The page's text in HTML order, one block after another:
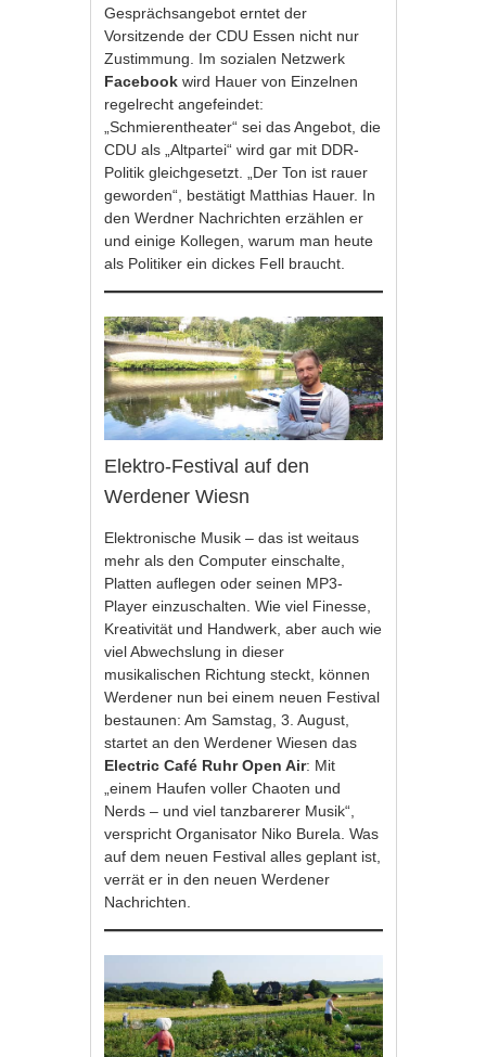
Gesprächsangebot erntet der
Vorsitzende der CDU Essen nicht nur
Zustimmung. Im sozialen Netzwerk
Facebookwird Hauer von Einzelnen
regelrecht angefeindet:
„Schmierentheater“ sei das Angebot, die
CDU als „Altpartei“ wird gar mit DDR-
Politik gleichgesetzt. „Der Ton ist rauer
geworden“, bestätigt Matthias Hauer. In
den Werdner Nachrichten erzählen er
und einige Kollegen, warum man heute
als Politiker ein dickes Fell braucht.
Elektro-Festival auf den
Werdener Wiesn
Elektronische Musik – das ist weitaus
mehr als den Computer einschalte,
Platten auflegen oder seinen MP3-
Player einzuschalten. Wie viel Finesse,
Kreativität und Handwerk, aber auch wie
viel Abwechslung in dieser
musikalischen Richtung steckt, können
Werdener nun bei einem neuen Festival
bestaunen: Am Samstag, 3. August,
startet an den Werdener Wiesen das
Electric Café Ruhr Open Air: Mit
„einem Haufen voller Chaoten und
Nerds – und viel tanzbarerer Musik“,
verspricht Organisator Niko Burela. Was
auf dem neuen Festival alles geplant ist,
verrät er in den neuen Werdener
Nachrichten.